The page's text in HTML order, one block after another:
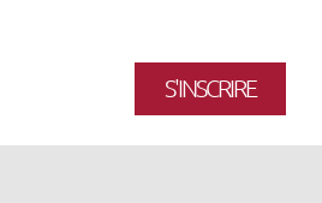
S'INSCRIRE